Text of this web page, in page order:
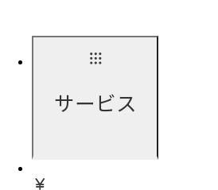
サービス